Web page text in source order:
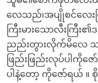
လေသည်၊အပျိုစင်လေး
ကြီးမားသောလီးကြီး၏
ညည်းတွားလိုက်မိလေ သ
ဖြည်းဖြည်းလုပ်ပါကို
ပါနဲ့တော့ ကိုဇော်ရယ် ။ စို